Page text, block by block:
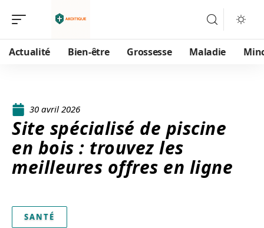
Actualité Bien-être Grossesse Maladie
30 avril 2026
Site spécialisé de piscine
en bois : trouvez les
meilleures offres en ligne
SANTÉ